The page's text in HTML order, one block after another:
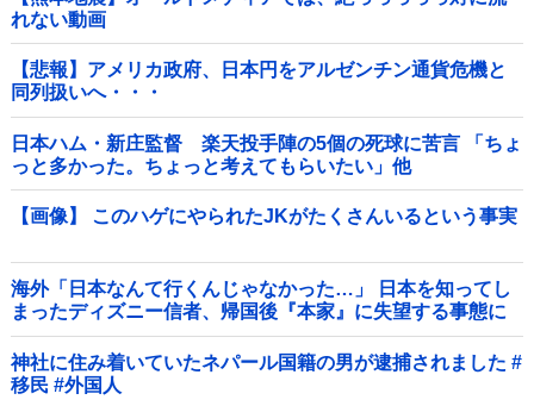
れない動画
【悲報】アメリカ政府、日本円をアルゼンチン通貨危機と
同列扱いへ・・・
日本ハム・新庄監督 楽天投手陣の5個の死球に苦言 「ちょ
っと多かった。ちょっと考えてもらいたい」他
【画像】 このハゲにやられたJKがたくさんいるという事実
海外「日本なんて行くんじゃなかった…」 日本を知ってし
まったディズニー信者、帰国後『本家』に失望する事態に
神社に住み着いていたネパール国籍の男が逮捕されました #
移民 #外国人